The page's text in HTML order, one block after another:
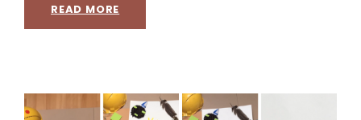
READ MORE